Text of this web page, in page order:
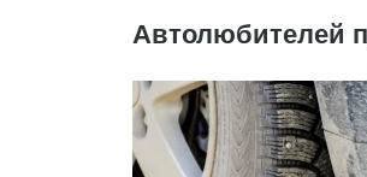
Автолюбителей